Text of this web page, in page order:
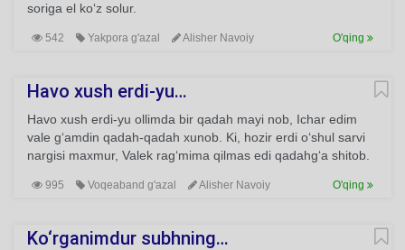
soriga el ko‘z solur.
542 Yakpora g'azal Alisher Navoiy O'qing
Havo xush erdi-yu…
Havo xush erdi-yu ollimda bir qadah mayi nob, Ichar edim
vale g‘amdin qadah-qadah xunob. Ki, hozir erdi o‘shul sarvi
nargisi maxmur, Valek rag‘mima qilmas edi qadahg‘a shitob.
995 Voqeaband g'azal Alisher Navoiy O'qing
Ko‘rganimdur subhning…